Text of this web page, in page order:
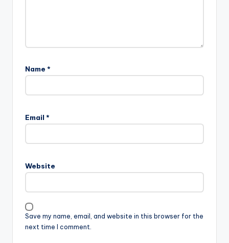
Name *
Email *
Website
Save my name, email, and website in this browser for the
next time I comment.